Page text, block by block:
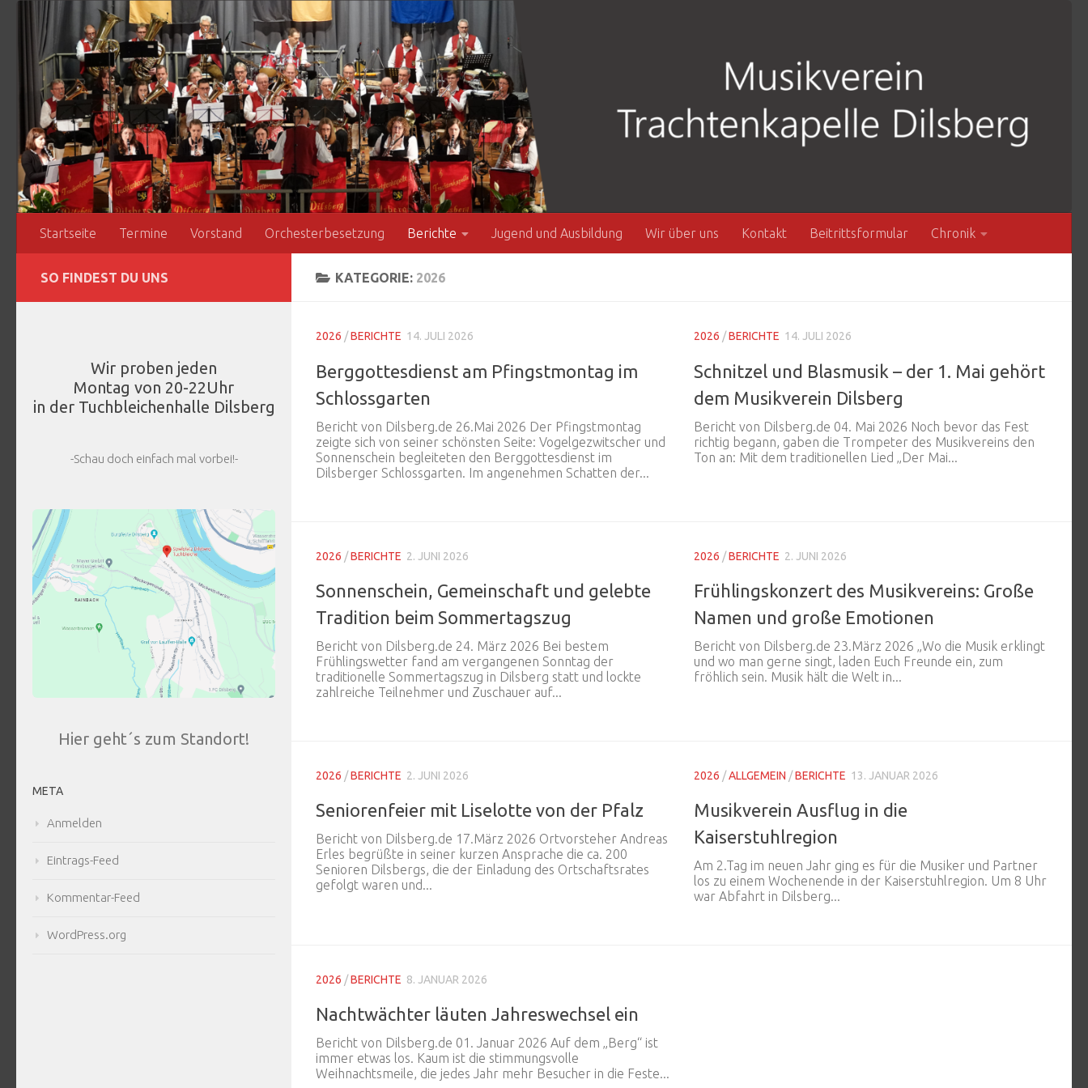
Zum Inhalt springen
Startseite Termine Vorstand Orchesterbesetzung Berichte Jugend und Ausbildung Wir über uns Kontakt Beitrittsformular Chronik
KATEGORIE: 2026
2026 /BERICHTE 14. JULI 2026
Berggottesdienst am Pfingstmontag im
Schlossgarten
Bericht von Dilsberg.de 26.Mai 2026 Der Pfingstmontag
zeigte sich von seiner schönsten Seite: Vogelgezwitscher und
Sonnenschein begleiteten den Berggottesdienst im
Dilsberger Schlossgarten. Im angenehmen Schatten der...
2026 /BERICHTE 14. JULI 2026
Schnitzel und Blasmusik – der 1. Mai gehört
dem Musikverein Dilsberg
Bericht von Dilsberg.de 04. Mai 2026 Noch bevor das Fest
richtig begann, gaben die Trompeter des Musikvereins den
Ton an: Mit dem traditionellen Lied „Der Mai...
2026 /BERICHTE 2. JUNI 2026
Sonnenschein, Gemeinschaft und gelebte
Tradition beim Sommertagszug
Bericht von Dilsberg.de 24. März 2026 Bei bestem
Frühlingswetter fand am vergangenen Sonntag der
traditionelle Sommertagszug in Dilsberg statt und lockte
zahlreiche Teilnehmer und Zuschauer auf...
2026 /BERICHTE 2. JUNI 2026
Frühlingskonzert des Musikvereins: Große
Namen und große Emotionen
Bericht von Dilsberg.de 23.März 2026 „Wo die Musik erklingt
und wo man gerne singt, laden Euch Freunde ein, zum
fröhlich sein. Musik hält die Welt in...
2026 /BERICHTE 2. JUNI 2026
Seniorenfeier mit Liselotte von der Pfalz
Bericht von Dilsberg.de 17.März 2026 Ortvorsteher Andreas
Erles begrüßte in seiner kurzen Ansprache die ca. 200
Senioren Dilsbergs, die der Einladung des Ortschaftsrates
gefolgt waren und...
2026 /ALLGEMEIN /BERICHTE 13. JANUAR 2026
Musikverein Ausflug in die
Kaiserstuhlregion
Am 2.Tag im neuen Jahr ging es für die Musiker und Partner
los zu einem Wochenende in der Kaiserstuhlregion. Um 8 Uhr
war Abfahrt in Dilsberg...
2026 /BERICHTE 8. JANUAR 2026
Nachtwächter läuten Jahreswechsel ein
Bericht von Dilsberg.de 01. Januar 2026 Auf dem „Berg“ ist
immer etwas los. Kaum ist die stimmungsvolle
Weihnachtsmeile, die jedes Jahr mehr Besucher in die Feste...
SO FINDEST DU UNS
Wir proben jeden
Montag von 20-22Uhr
in der Tuchbleichenhalle Dilsberg
-Schau doch einfach mal vorbei!-
Hier geht´s zum Standort!
META
Anmelden
Eintrags-Feed
Kommentar-Feed
WordPress.org